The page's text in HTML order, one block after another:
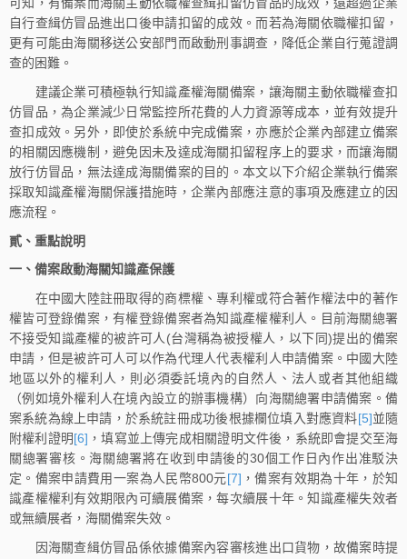
自行查緝仿冒品進出口後申請扣留的成效。而若為海關依職權扣留，
更有可能由海關移送公安部門而啟動刑事調查，降低企業自行蒐證調
查的困難。
建議企業可積極執行知識產權海關備案，讓海關主動依職權查扣
仿冒品，為企業減少日常監控所花費的人力資源等成本，並有效提升
查扣成效。另外，即使於系統中完成備案，亦應於企業內部建立備案
的相關因應機制，避免因未及達成海關扣留程序上的要求，而讓海關
放行仿冒品，無法達成海關備案的目的。本文以下介紹企業執行備案
採取知識產權海關保護措施時，企業內部應注意的事項及應建立的因
應流程。
貳、重點說明
一、備案啟動海關知識產保護
在中國大陸註冊取得的商標權、專利權或符合著作權法中的著作
權皆可登錄備案，有權登錄備案者為知識產權權利人。目前海關總署
不接受知識產權的被許可人(台灣稱為被授權人，以下同)提出的備案
申請，但是被許可人可以作為代理人代表權利人申請備案。中國大陸
地區以外的權利人，則必須委託境內的自然人、法人或者其他組織
（例如境外權利人在境內設立的辦事機構）向海關總署申請備案。備
案系統為線上申請，於系統註冊成功後根據欄位填入對應資料[5]並隨
附權利證明[6] ，填寫並上傳完成相關證明文件後，系統即會提交至海
關總署審核。海關總署將在收到申請後的30個工作日內作出准駁決
定。備案申請費用一案為人民幣800元[7] ，備案有效期為十年，於知
識產權權利有效期限內可續展備案，每次續展十年。知識產權失效者
或無續展者，海關備案失效。
因海關查緝仿冒品係依據備案內容審核進出口貨物，故備案時提